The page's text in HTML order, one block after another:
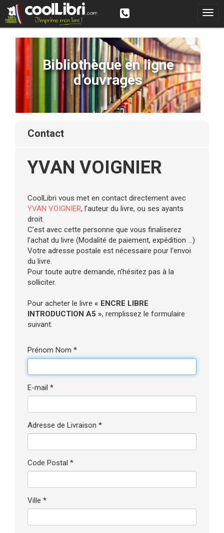
Bibliothèque en ligne
d’ouvrages
contact
YVAN VOIGNIER
CoolLibri vous met en contact directement avec
YVAN VOIGNIER, l’auteur du livre, ou ses ayants
droit.
C’est avec cette personne que vous finaliserez
l’achat du livre (Modalité de paiement, expédition ...)
Votre adresse postale est nécessaire pour l’envoi
du livre.
Pour toute autre demande, n’hésitez pas à la
solliciter.
Pour acheter le livre « ENCRE LIBRE
INTRODUCTION A5 », remplissez le formulaire
suivant.
Prénom Nom *
E-mail *
Adresse de Livraison *
Code Postal *
Ville *